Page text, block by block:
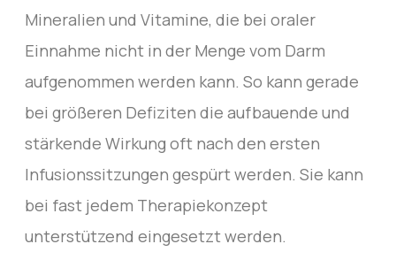
Mineralien und Vitamine, die bei oraler
Einnahme nicht in der Menge vom Darm
aufgenommen werden kann. So kann gerade
bei größeren Defiziten die aufbauende und
stärkende Wirkung oft nach den ersten
Infusionssitzungen gespürt werden. Sie kann
bei fast jedem Therapiekonzept
unterstützend eingesetzt werden.